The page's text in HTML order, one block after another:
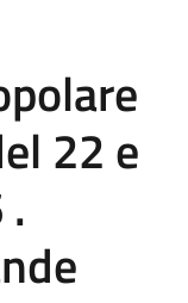
22 e